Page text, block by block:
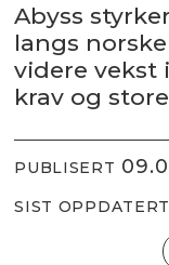
Abyss
langs
videre
krav og
PUBLISERT
SIST OPPDATERT